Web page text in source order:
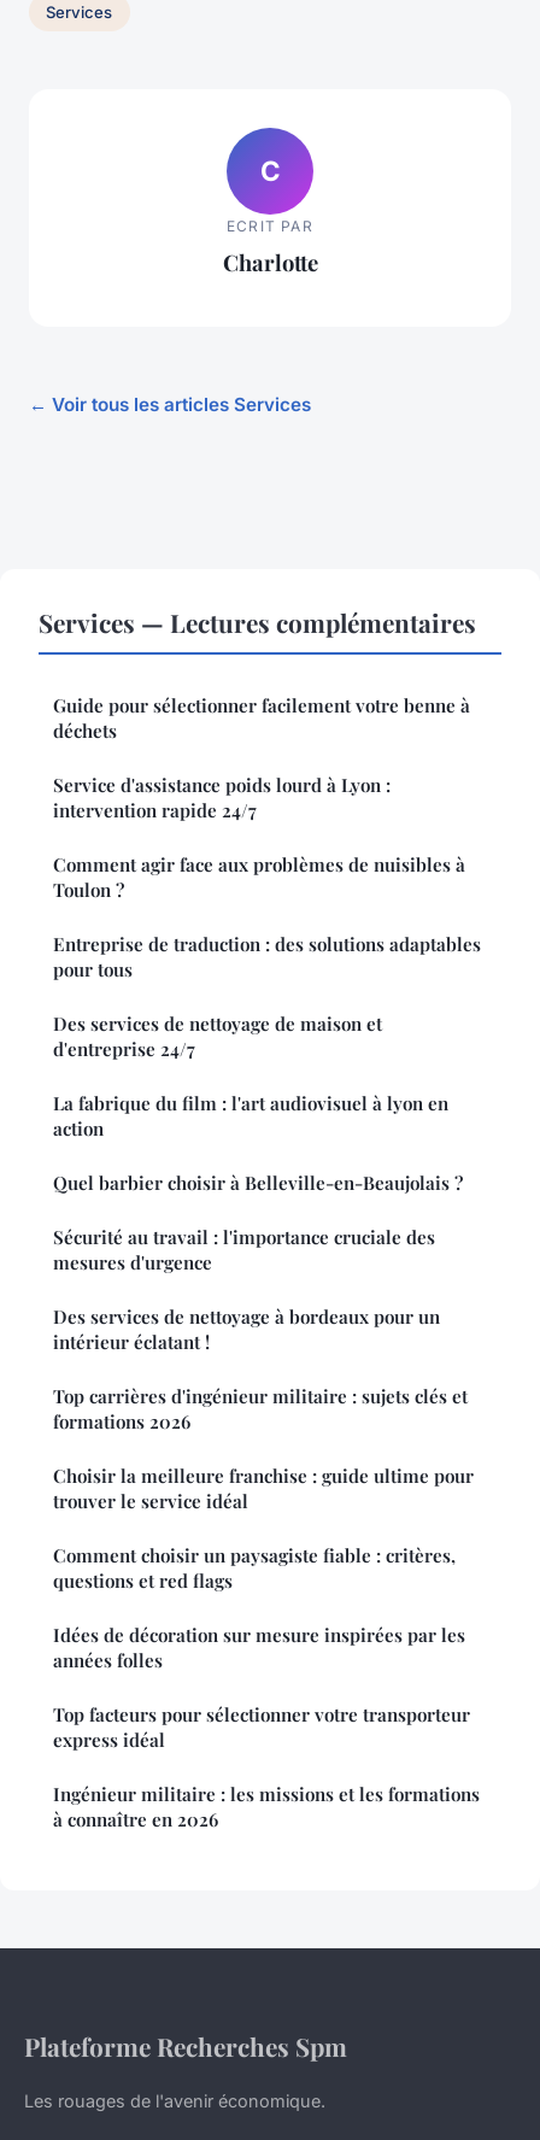
Services
C
ECRIT PAR
Charlotte
← Voir tous les articles Services
Services — Lectures complémentaires
Guide pour sélectionner facilement votre benne à
déchets
Service d'assistance poids lourd à Lyon :
intervention rapide 24/7
Comment agir face aux problèmes de nuisibles à
Toulon ?
Entreprise de traduction : des solutions adaptables
pour tous
Des services de nettoyage de maison et
d'entreprise 24/7
La fabrique du film : l'art audiovisuel à lyon en
action
Quel barbier choisir à Belleville-en-Beaujolais ?
Sécurité au travail : l'importance cruciale des
mesures d'urgence
Des services de nettoyage à bordeaux pour un
intérieur éclatant !
Top carrières d'ingénieur militaire : sujets clés et
formations 2026
Choisir la meilleure franchise : guide ultime pour
trouver le service idéal
Comment choisir un paysagiste fiable : critères,
questions et red flags
Idées de décoration sur mesure inspirées par les
années folles
Top facteurs pour sélectionner votre transporteur
express idéal
Ingénieur militaire : les missions et les formations
à connaître en 2026
Plateforme Recherches Spm
Les rouages de l'avenir économique.